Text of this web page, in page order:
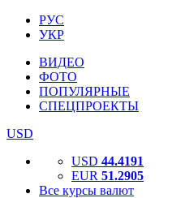
РУС
УКР
ВИДЕО
ФОТО
ПОПУЛЯРНЫЕ
СПЕЦПРОЕКТЫ
USD
USD 44.4191
EUR 51.2905
Все курсы валют